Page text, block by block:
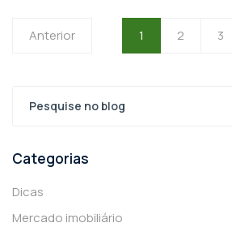
Anterior 1 2 3
Categorias
Dicas
Mercado imobiliário